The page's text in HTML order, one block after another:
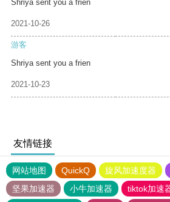
Shriya sent you a frien
2021-10-26
游客
Shriya sent you a frien
2021-10-23
友情链接
网站地图 QuickQ 旋风加速度器
坚果加速器
小牛加速器 tiktok加速